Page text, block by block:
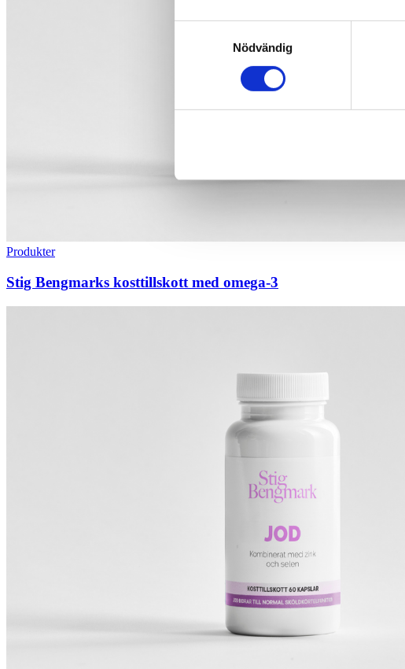
Nödvändig
Produkter
​Stig Bengmarks kosttillskott med omega-3